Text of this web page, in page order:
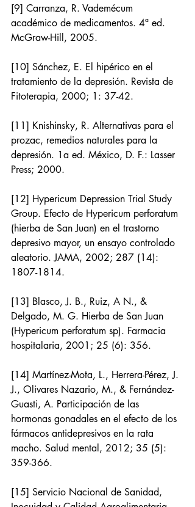
[9] Carranza, R. Vademécum
académico de medicamentos. 4ª ed.
McGraw-Hill, 2005.
[10] Sánchez, E. El hipérico en el
tratamiento de la depresión. Revista de
Fitoterapia, 2000; 1: 37-42.
[11] Knishinsky, R. Alternativas para el
prozac, remedios naturales para la
depresión. 1a ed. México, D. F.: Lasser
Press; 2000.
[12] Hypericum Depression Trial Study
Group. Efecto de Hypericum perforatum
(hierba de San Juan) en el trastorno
depresivo mayor, un ensayo controlado
aleatorio. JAMA, 2002; 287 (14):
1807-1814.
[13] Blasco, J. B., Ruiz, A N., &
Delgado, M. G. Hierba de San Juan
(Hypericum perforatum sp). Farmacia
hospitalaria, 2001; 25 (6): 356.
[14] Martínez-Mota, L., Herrera-Pérez, J.
J., Olivares Nazario, M., & Fernández-
Guasti, A. Participación de las
hormonas gonadales en el efecto de los
fármacos antidepresivos en la rata
macho. Salud mental, 2012; 35 (5):
359-366.
[15] Servicio Nacional de Sanidad,